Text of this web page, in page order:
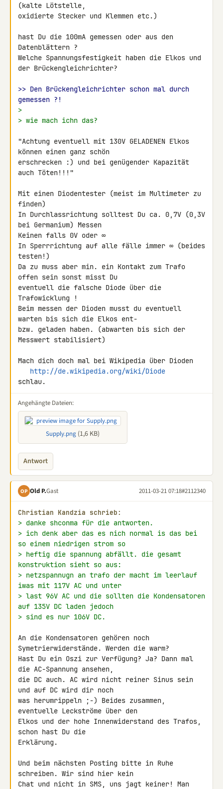
(kalte Lötstelle,
oxidierte Stecker und Klemmen etc.)
hast Du die 100mA gemessen oder aus den
Datenblättern ?
Welche Spannungsfestigkeit haben die Elkos und
der Brückengleichrichter?
>> Den Brückengleichrichter schon mal durch
gemessen ?!
>
> wie mach ichn das?
"Achtung eventuell mit 130V GELADENEN Elkos
können einen ganz schön
erschrecken :) und bei genügender Kapazität
auch Töten!!!"
Mit einen Diodentester (meist im Multimeter zu
finden)
In Durchlassrichtung solltest Du ca. 0,7V (0,3V
bei Germanium) Messen
Keinen falls 0V oder ∞
In Sperrrichtung auf alle fälle immer ∞ (beides
testen!)
Da zu muss aber min. ein Kontakt zum Trafo
offen sein sonst misst Du
eventuell die falsche Diode über die
Trafowicklung !
Beim messen der Dioden musst du eventuell
warten bis sich die Elkos ent-
bzw. geladen haben. (abwarten bis sich der
Messwert stabilisiert)
Mach dich doch mal bei Wikipedia über Dioden
http://de.wikipedia.org/wiki/Diode
schlau.
Angehängte Dateien:
Supply.png (1,6 KB)
Antwort
OP Old P.Gast 2011-03-21 07:18#2112340
Christian Kandzia schrieb:
> danke shconma für die antworten.
> ich denk aber das es nich normal is das bei
so einem niedrigen strom so
> heftig die spannung abfällt. die gesamt
konstruktion sieht so aus:
> netzspannugn an trafo der macht im leerlauf
iwas mit 117V AC und unter
> last 96V AC und die sollten die Kondensatoren
auf 135V DC laden jedoch
> sind es nur 106V DC.
An die Kondensatoren gehören noch
Symetrierwiderstände. Werden die warm?
Hast Du ein Oszi zur Verfügung? Ja? Dann mal
die AC-Spannung ansehen,
die DC auch. AC wird nicht reiner Sinus sein
und auf DC wird dir noch
was herumrippeln ;-) Beides zusammen,
eventuelle Leckströme über den
Elkos und der hohe Innenwiderstand des Trafos,
schon hast Du die
Erklärung.
Und beim nächsten Posting bitte in Ruhe
schreiben. Wir sind hier kein
Chat und nicht in SMS, uns jagt keiner! Man